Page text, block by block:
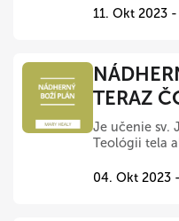
11. Okt 2023
TERAZ
Je učenie sv.
Teológii tela
04. Okt 2023